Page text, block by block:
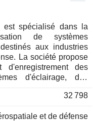
est spécialisé dans la
de systèmes
aux industries
La société propose
des
d'éclairage, des
etc.
32 798
et de défense